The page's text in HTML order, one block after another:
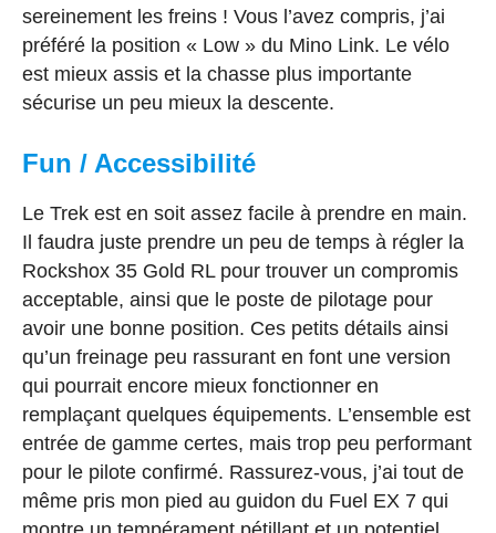
sereinement les freins ! Vous l’avez compris, j’ai
préféré la position « Low » du Mino Link. Le vélo
est mieux assis et la chasse plus importante
sécurise un peu mieux la descente.
Fun / Accessibilité
Le Trek est en soit assez facile à prendre en main.
Il faudra juste prendre un peu de temps à régler la
Rockshox 35 Gold RL pour trouver un compromis
acceptable, ainsi que le poste de pilotage pour
avoir une bonne position. Ces petits détails ainsi
qu’un freinage peu rassurant en font une version
qui pourrait encore mieux fonctionner en
remplaçant quelques équipements. L’ensemble est
entrée de gamme certes, mais trop peu performant
pour le pilote confirmé. Rassurez-vous, j’ai tout de
même pris mon pied au guidon du Fuel EX 7 qui